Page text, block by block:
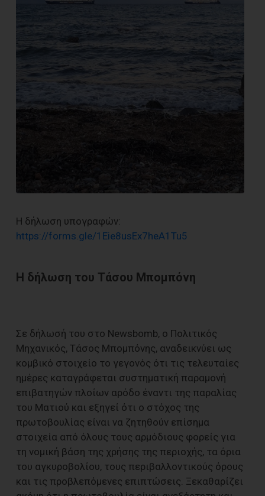
Η δήλωση υπογραφών:
https://forms.gle/1Eie8usEx7heA1Tu5
Η δήλωση του Τάσου Μπομπόνη
Σε δήλωσή του στο Newsbomb, ο Πολιτικός
Μηχανικός, Τάσος Μπομπόνης, αναδεικνύει ως
κομβικό στοιχείο το γεγονός ότι τις τελευταίες
ημέρες καταγράφεται συστηματική παραμονή
επιβατηγών πλοίων αρόδο έναντι της παραλίας
του Ματιού και εξηγεί ότι ο στόχος της
πρωτοβουλίας είναι να ζητηθούν επίσημα
στοιχεία από όλους τους αρμόδιους φορείς για
τη νομική βάση της χρήσης της περιοχής, τα όρια
του αγκυροβολίου, τους περιβαλλοντικούς όρους
και τις προβλεπόμενες επιπτώσεις. Ξεκαθαρίζει